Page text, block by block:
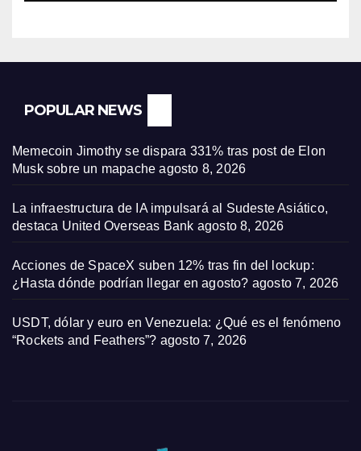
POPULAR NEWS
Memecoin Jimothy se dispara 331% tras post de Elon
Musk sobre un mapache agosto 8, 2026
La infraestructura de IA impulsará al Sudeste Asiático,
destaca United Overseas Bank agosto 8, 2026
Acciones de SpaceX suben 12% tras fin del lockup:
¿Hasta dónde podrían llegar en agosto? agosto 7, 2026
USDT, dólar y euro en Venezuela: ¿Qué es el fenómeno
“Rockets and Feathers”? agosto 7, 2026